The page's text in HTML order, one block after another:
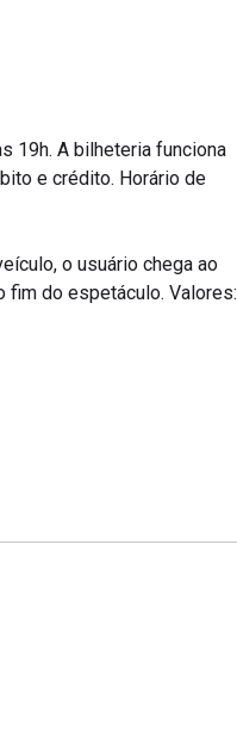
19h. A bilheteria funciona
e crédito. Horário de
o usuário chega ao
fim do espetáculo. Valores: